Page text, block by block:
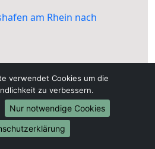
am Rhein nach
verwendet Cookies um die
zu verbessern.
Nur notwendige Cookies